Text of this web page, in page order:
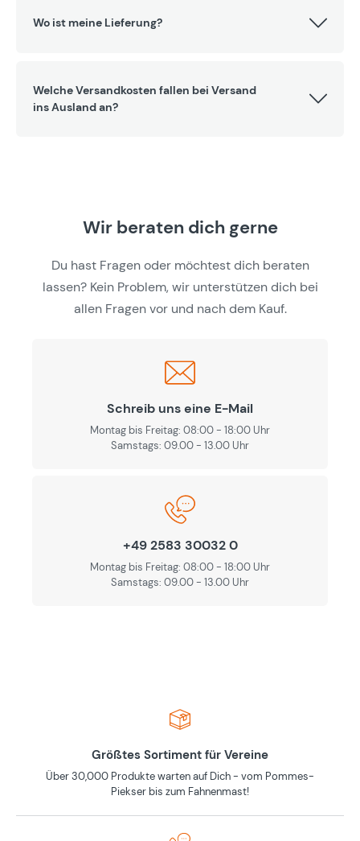
Wo ist meine Lieferung?
Welche Versandkosten fallen bei Versand
ins Ausland an?
Wir beraten dich gerne
Du hast Fragen oder möchtest dich beraten
lassen? Kein Problem, wir unterstützen dich bei
allen Fragen vor und nach dem Kauf.
Schreib uns eine E-Mail
Montag bis Freitag: 08:00 - 18:00 Uhr
Samstags: 09.00 - 13.00 Uhr
+49 2583 30032 0
Montag bis Freitag: 08:00 - 18:00 Uhr
Samstags: 09.00 - 13.00 Uhr
Größtes Sortiment für Vereine
Über 30,000 Produkte warten auf Dich - vom Pommes-
Piekser bis zum Fahnenmast!